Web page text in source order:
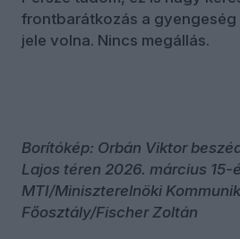
frontbarátkozás a
jele volna. Nincs megállás.
Borítókép: Orbán Viktor
Lajos téren 2026. március 15-
MTI/Miniszterelnöki
Főosztály/Fischer Zoltán